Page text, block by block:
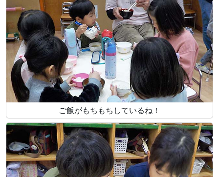
ご飯がもちもちしているね！